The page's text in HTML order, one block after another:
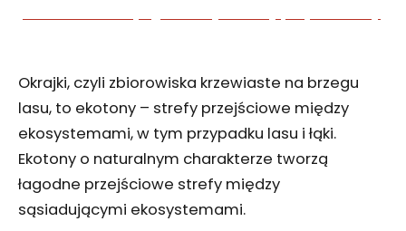
Okrajki, czyli zbiorowiska krzewiaste na brzegu
lasu, to ekotony – strefy przejściowe między
ekosystemami, w tym przypadku lasu i łąki.
Ekotony o naturalnym charakterze tworzą
łagodne przejściowe strefy między
sąsiadującymi ekosystemami.